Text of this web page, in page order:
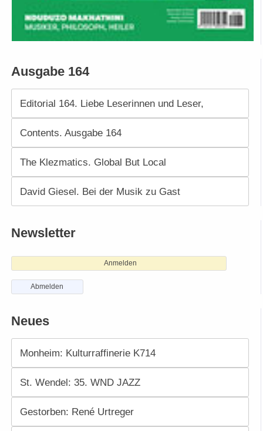
Ausgabe 164
Editorial 164. Liebe Leserinnen und Leser,
Contents. Ausgabe 164
The Klezmatics. Global But Local
David Giesel. Bei der Musik zu Gast
Newsletter
Anmelden
Abmelden
Neues
Monheim: Kulturraffinerie K714
St. Wendel: 35. WND JAZZ
Gestorben: René Urtreger